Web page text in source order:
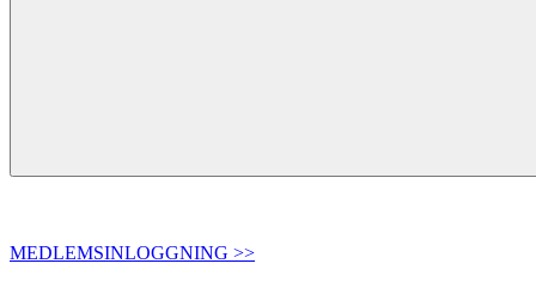
MEDLEMSINLOGGNING >>